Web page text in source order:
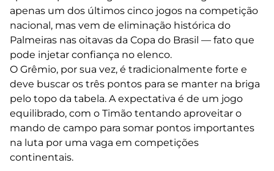
apenas um dos últimos cinco jogos na competição
nacional, mas vem de eliminação histórica do
Palmeiras nas oitavas da Copa do Brasil — fato que
pode injetar confiança no elenco.
O Grêmio, por sua vez, é tradicionalmente forte e
deve buscar os três pontos para se manter na briga
pelo topo da tabela. A expectativa é de um jogo
equilibrado, com o Timão tentando aproveitar o
mando de campo para somar pontos importantes
na luta por uma vaga em competições
continentais.